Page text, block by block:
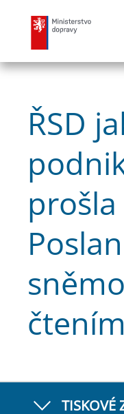
ŘSD
prošla
čtením
TISKOVÉ